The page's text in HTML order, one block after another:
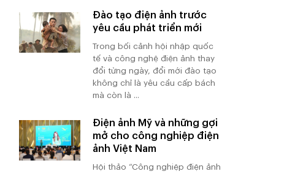
Đào tạo điện ảnh trước
yêu cầu phát triển mới
Trong bối cảnh hội nhập quốc
tế và công nghệ điện ảnh thay
đổi từng ngày, đổi mới đào tạo
không chỉ là yêu cầu cấp bách
mà còn là ...
Điện ảnh Mỹ và những gợi
mở cho công nghiệp điện
ảnh Việt Nam
Hội thảo “Công nghiệp điện ảnh